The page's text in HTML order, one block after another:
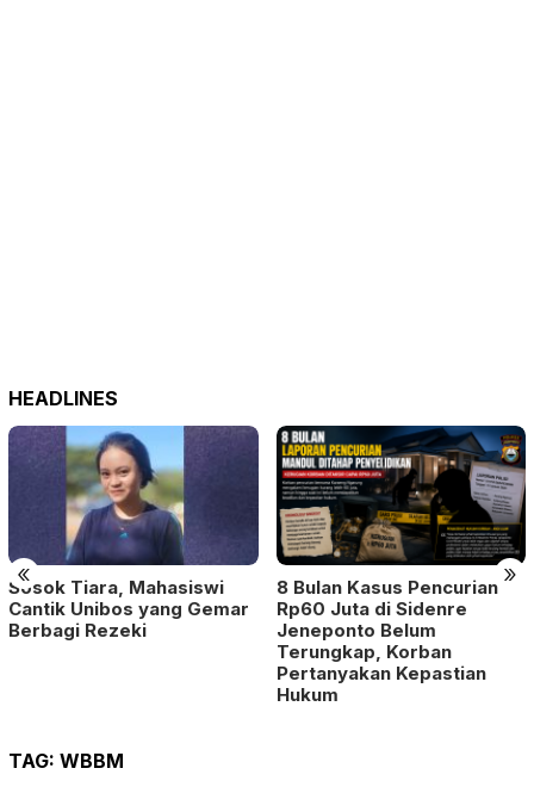
HEADLINES
« »
Sosok Tiara, Mahasiswi
Cantik Unibos yang Gemar
Berbagi Rezeki
8 Bulan Kasus Pencurian
Rp60 Juta di Sidenre
Jeneponto Belum
Terungkap, Korban
Pertanyakan Kepastian
Hukum
TAG: WBBM